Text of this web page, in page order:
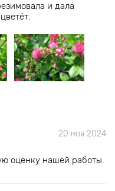
и дала
20 ноя 2024
оценку нашей работы.